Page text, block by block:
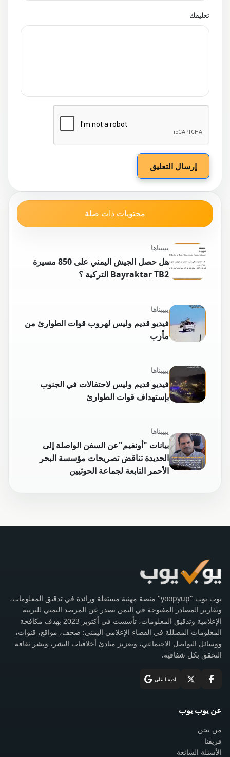
تعليقك
إرسال التعليق
محتويات ذات صلة
يبيبناها
هل حصل الجيش اليمني على 850 مسيرة
Bayraktar TB2 التركية ؟
يبيبناها
فيديو قديم وليس لهروب قوات الطوارئ من
مأرب
يبيبناها
فيديو قديم وليس لاحتفالات في الجنوب
بإستهداف قوات الطوارئ
يبيبناها
بيانات "أونفيم"عن السفن الواصلة إلى
الحديدة تناقض تصريحات مؤسسة البحر
الأحمر التابعة لجماعة الحوثيين
يوب يوب "yoopyup" منصة مهنية مستقلة ورائدة في تدقيق المعلومات،
وتقارير المصادر المفتوحة في اليمن تصدر عن المرصد اليمني للتربية
الإعلامية وتدقيق المعلومات، تأسست في أكتوبر 2023 بهدف مكافحة
المعلومات المضللة في الفضاء الإعلامي اليمني: صحف، مواقع، قنوات،
ووسائل التواصل الاجتماعي، وتعزيز مبادئ أخلاقيات النشر، ونشر ثقافة
التحقق بكل شفافية.
اضفنا على
عن يوب يوب
من نحن
فريقنا
الأسئلة الشائعة